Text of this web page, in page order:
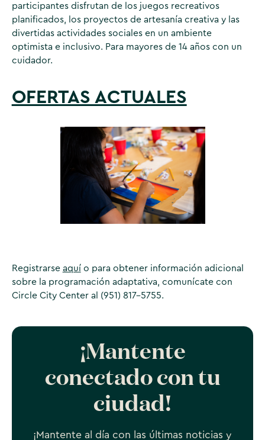
participantes disfrutan de los juegos recreativos
planificados, los proyectos de artesanía creativa y las
divertidas actividades sociales en un ambiente
optimista e inclusivo. Para mayores de 14 años con un
cuidador.
OFERTAS ACTUALES
Registrarse aquío para obtener información adicional
sobre la programación adaptativa, comunícate con
Circle City Center al (951) 817-5755.
¡Mantente
conectado con tu
ciudad!
¡Mantente al día con las últimas noticias y